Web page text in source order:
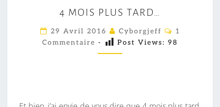
M
O
I
S
4 MOIS PLUS TARD…
29 Avril 2016 Cyborgjeff
C
M
1
Commentaire - Post Views: 98